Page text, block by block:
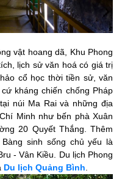
vật hoang dã, Khu Phong
lịch sử văn hoá có giá trị
cổ học thời tiền sử, văn
kháng chiến chống Pháp
núi Ma Rai và những địa
Minh như bến phà Xuân
20 Quyết Thắng. Thêm
sinh sống chủ yếu là
- Vân Kiều. Du lịch Phong
Du lịch Quảng Bình